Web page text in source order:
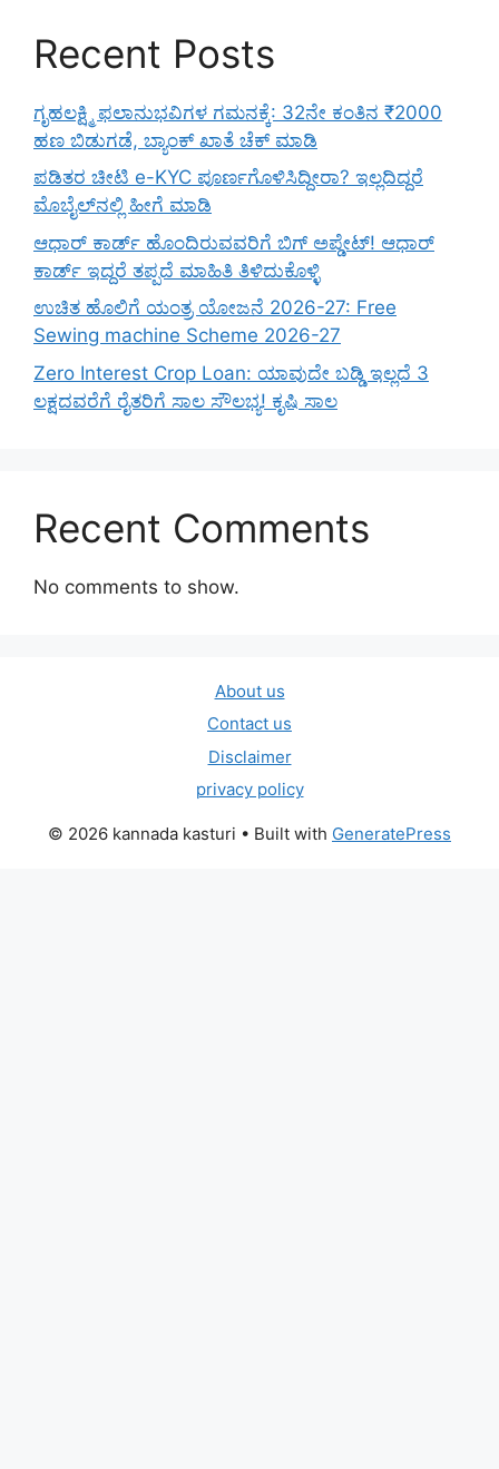
Recent Posts
ಗೃಹಲಕ್ಷ್ಮಿ ಫಲಾನುಭವಿಗಳ ಗಮನಕ್ಕೆ: 32ನೇ ಕಂತಿನ ₹2000
ಹಣ ಬಿಡುಗಡೆ, ಬ್ಯಾಂಕ್ ಖಾತೆ ಚೆಕ್ ಮಾಡಿ
ಪಡಿತರ ಚೀಟಿ e-KYC ಪೂರ್ಣಗೊಳಿಸಿದ್ದೀರಾ? ಇಲ್ಲದಿದ್ದರೆ
ಮೊಬೈಲ್‌ನಲ್ಲಿ ಹೀಗೆ ಮಾಡಿ
ಆಧಾರ್ ಕಾರ್ಡ್ ಹೊಂದಿರುವವರಿಗೆ ಬಿಗ್ ಅಪ್ಡೇಟ್! ಆಧಾರ್
ಕಾರ್ಡ್ ಇದ್ದರೆ ತಪ್ಪದೆ ಮಾಹಿತಿ ತಿಳಿದುಕೊಳ್ಳಿ
ಉಚಿತ ಹೊಲಿಗೆ ಯಂತ್ರ ಯೋಜನೆ 2026-27: Free
Sewing machine Scheme 2026-27
Zero Interest Crop Loan: ಯಾವುದೇ ಬಡ್ಡಿ ಇಲ್ಲದೆ 3
ಲಕ್ಷದವರೆಗೆ ರೈತರಿಗೆ ಸಾಲ ಸೌಲಭ್ಯ! ಕೃಷಿ ಸಾಲ
Recent Comments
No comments to show.
About us
Contact us
Disclaimer
privacy policy
© 2026 kannada kasturi • Built with GeneratePress